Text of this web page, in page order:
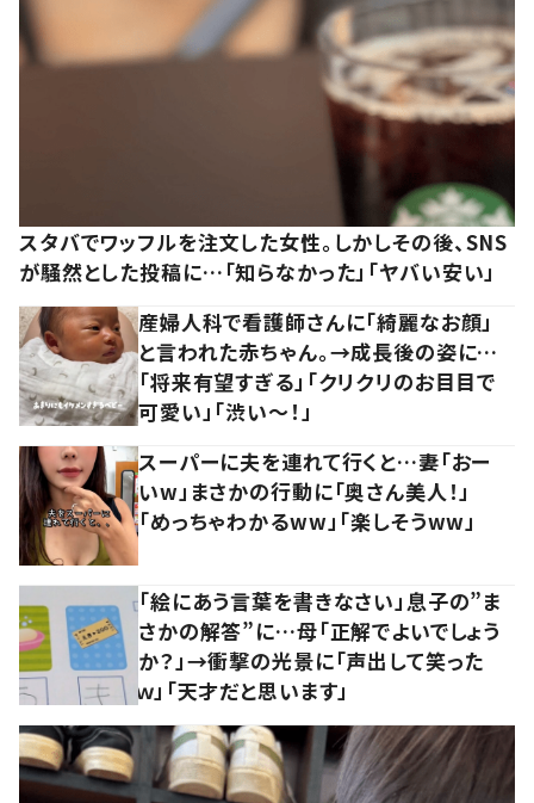
スタバでワッフルを注文した女性。しかしその後、SNS
が騒然とした投稿に…「知らなかった」「ヤバい安い」
産婦人科で看護師さんに「綺麗なお顔」
と言われた赤ちゃん。→成長後の姿に…
「将来有望すぎる」「クリクリのお目目で
可愛い」「渋い～！」
スーパーに夫を連れて行くと…妻「おー
いw」まさかの行動に「奥さん美人！」
「めっちゃわかるww」「楽しそうww」
「絵にあう言葉を書きなさい」息子の”ま
さかの解答”に…母「正解でよいでしょう
か？」→衝撃の光景に「声出して笑った
ｗ」「天才だと思います」